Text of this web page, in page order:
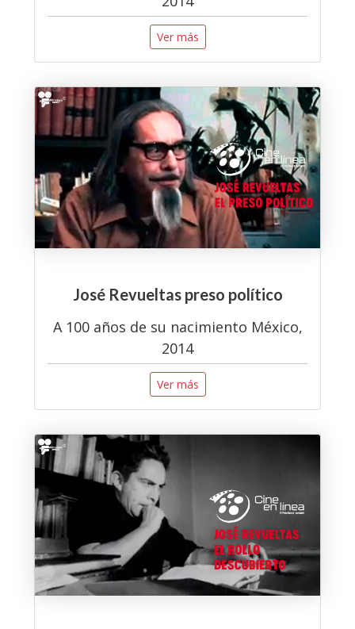
Ver más
José Revueltas preso político
A 100 años de su nacimiento México,
2014
Ver más